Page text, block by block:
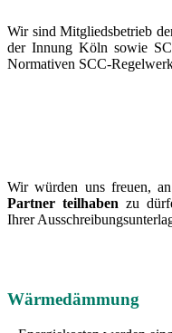
Wir sind Mitgliedsbetrieb
der Innung Köln sowie
Normativen SCC-
Wir würden uns freuen,
Partner teilhaben zu
Ihrer
Wärmedämmung